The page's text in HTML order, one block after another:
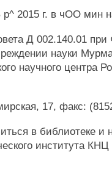
2015 г. в чОО мин
Д 002.140.01
науки
научного центра
17, факс:
в библиотеке и
института